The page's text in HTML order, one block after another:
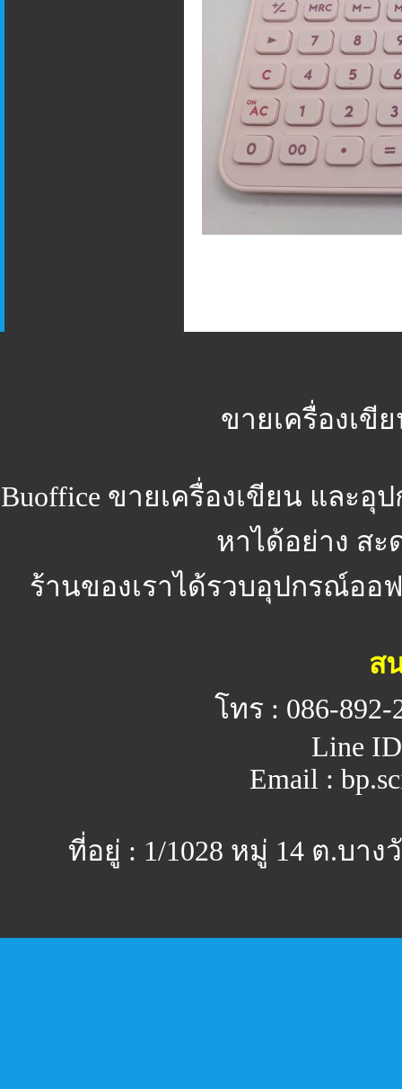
ขายเครื่องเขี
Buoffice ขายเครื่องเขียน และ
หาได้อย่าง ส
ร้านของเราได้รวบอุปกรณ์อ
ส
โทร : 086-892-
Line
Email :
ที่อยู่ : 1/1028 หมู่ 14 ต.บาง